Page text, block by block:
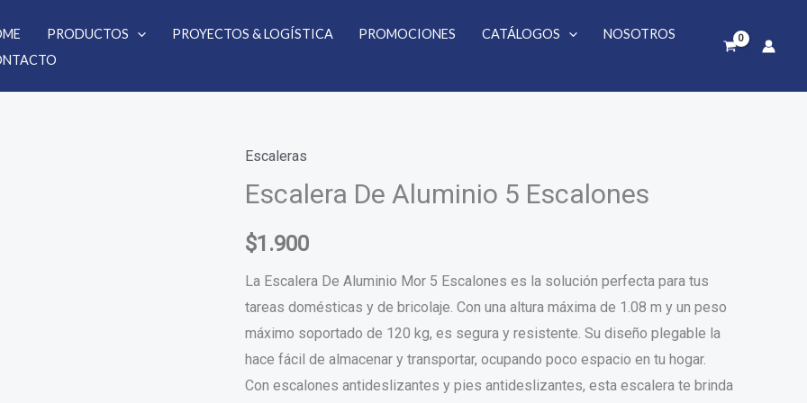
PRODUCTOS PROYECTOS & LOGÍSTICA PROMOCIONES CATÁLOGOS
NOSOTROS
Escaleras
Escalera De Aluminio 5 Escalones
$1.900
La Escalera De Aluminio Mor 5 Escalones es la solución perfecta para tus
tareas domésticas y de bricolaje. Con una altura máxima de 1.08 m y un peso
máximo soportado de 120 kg, es segura y resistente. Su diseño plegable la
hace fácil de almacenar y transportar, ocupando poco espacio en tu hogar.
Con escalones antideslizantes y pies antideslizantes, esta escalera te brinda
Escalera
De
5
cantidad